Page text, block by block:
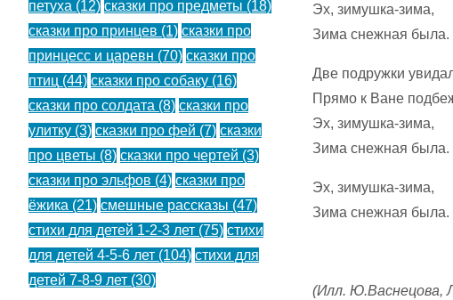
Эх, зимушка-зима,
Зима снежная была.
Две подружки
Прямо к Ване
Эх, зимушка-зима,
Зима снежная была.
Эх, зимушка-зима,
Зима снежная была.
(Илл. Ю.Васнецова,
петуха (12) сказки про предметы (18)
сказки про принцев (1) сказки про
принцесс и царевн (70) сказки про
птиц (44) сказки про собаку (16)
сказки про солдата (8) сказки про
улитку (3) сказки про фей (7) сказки
про цветы (8) сказки про чертей (3)
сказки про эльфов (4) сказки про
ёжика (21) смешные рассказы (47)
стихи для детей 1-2-3 лет (75) стихи
для детей 4-5-6 лет (104) стихи для
детей 7-8-9 лет (30)